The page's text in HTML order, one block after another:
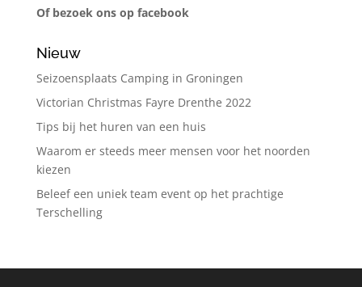
Of bezoek ons op facebook
Nieuw
Seizoensplaats Camping in Groningen
Victorian Christmas Fayre Drenthe 2022
Tips bij het huren van een huis
Waarom er steeds meer mensen voor het noorden
kiezen
Beleef een uniek team event op het prachtige
Terschelling